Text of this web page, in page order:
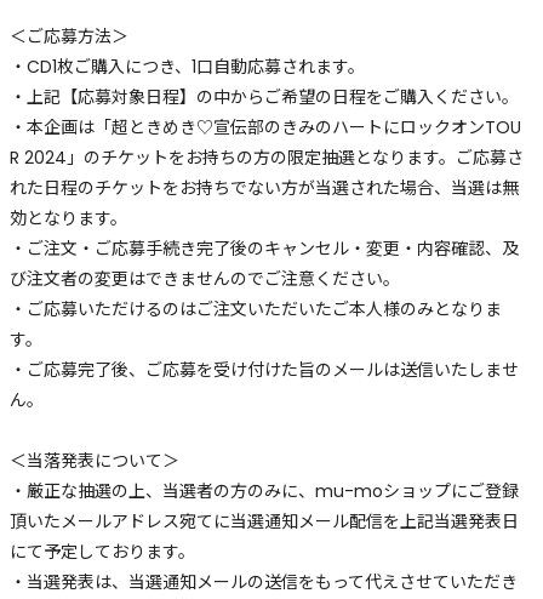
＜ご応募方法＞
・CD1枚ご購入につき、1口自動応募されます。
・上記【応募対象日程】の中からご希望の日程をご購入ください。
・本企画は「超ときめき♡宣伝部のきみのハートにロックオンTOU
R 2024」のチケットをお持ちの方の限定抽選となります。ご応募さ
れた日程のチケットをお持ちでない方が当選された場合、当選は無
効となります。
・ご注文・ご応募手続き完了後のキャンセル・変更・内容確認、及
び注文者の変更はできませんのでご注意ください。
・ご応募いただけるのはご注文いただいたご本人様のみとなりま
す。
・ご応募完了後、ご応募を受け付けた旨のメールは送信いたしませ
ん。
＜当落発表について＞
・厳正な抽選の上、当選者の方のみに、mu-moショップにご登録
頂いたメールアドレス宛てに当選通知メール配信を上記当選発表日
にて予定しております。
・当選発表は、当選通知メールの送信をもって代えさせていただき